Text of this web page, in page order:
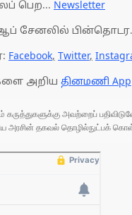
பெற... Newsletter
சேனலில்
Facebook, Twitter,
அறிய தினமணி App
கருத்துகளுக்கு அவற்றைப்
அரசின் தகவல் தொழில்நுட்பக்